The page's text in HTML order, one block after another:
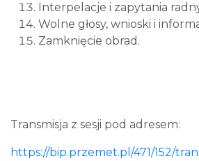
Interpelacje i zapytania
Wolne głosy, wnioski i
Zamknięcie obrad.
Transmisja z sesji pod adresem:
https://bip.przemet.pl/471/152/